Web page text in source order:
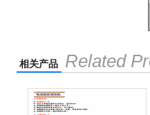
相关产品 Related